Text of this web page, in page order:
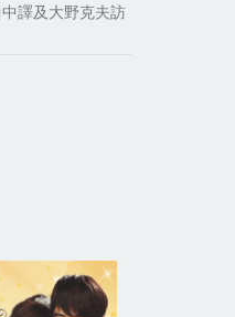
譯及大野克夫訪